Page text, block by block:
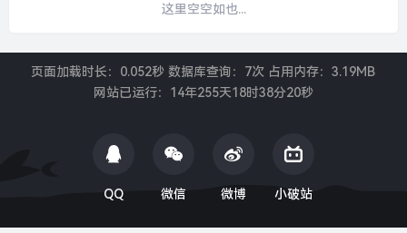
这里空空如也...
页面加载时长：0.052秒 数据库查询：7次 占用内存：3.19MB
网站已运行： 14年255天18时38分20秒
QQ 微信 微博 小破站